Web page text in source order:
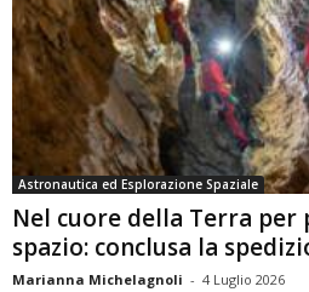
Astronautica ed Esplorazione Spaziale
Nel cuore della Terra
spazio: conclusa la
Marianna Michelagnoli - 4 Luglio 2026